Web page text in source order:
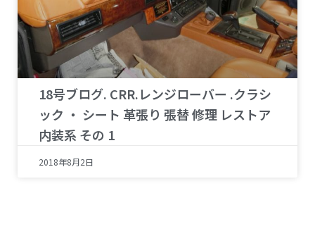
18号ブログ. CRR.レンジローバー .クラシ
ック ・ シート 革張り 張替 修理 レストア
内装系 その 1
2018年8月2日